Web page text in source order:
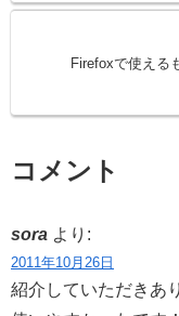
Firefoxで使える
コメント
sora より:
2011年10月26日
紹介していただきあ